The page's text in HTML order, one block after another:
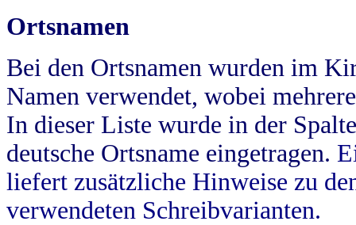
Ortsnamen
Bei den Ortsnamen wurden im
Namen verwendet, wobei
In dieser Liste wurde in der
deutsche Ortsname eingetragen.
liefert zusätzliche Hinweise zu
verwendeten Schreibvarianten.